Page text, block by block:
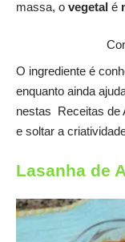
massa, o vegetal é
O ingrediente é
enquanto ainda
nestas Receitas de
e soltar a
Lasanha de